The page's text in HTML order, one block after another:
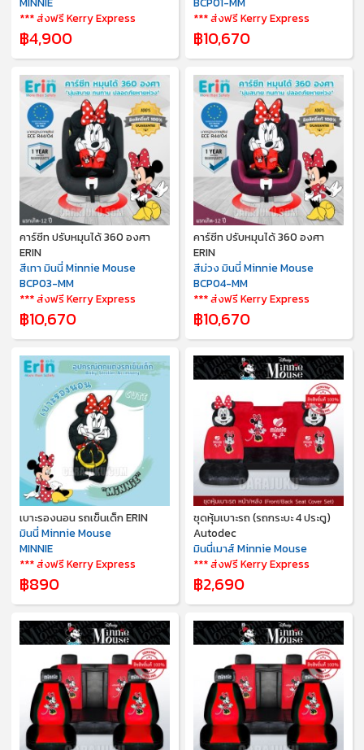
*** ส่งฟรี Kerry Express
฿4,900
*** ส่งฟรี Kerry Express
฿10,670
คาร์ซีท ปรับหมุนได้ 360 องศา
ERIN
สีเทา มินนี่ Minnie Mouse
BCP03-MM
*** ส่งฟรี Kerry Express
฿10,670
คาร์ซีท ปรับหมุนได้ 360 องศา
ERIN
สีม่วง มินนี่ Minnie Mouse
BCP04-MM
*** ส่งฟรี Kerry Express
฿10,670
เบาะรองนอน รถเข็นเด็ก ERIN
มินนี่ Minnie Mouse
MINNIE
*** ส่งฟรี Kerry Express
฿890
ชุดหุ้มเบาะรถ (รถกระบะ 4 ประตู)
Autodec
มินนี่เมาส์ Minnie Mouse
*** ส่งฟรี Kerry Express
฿2,690